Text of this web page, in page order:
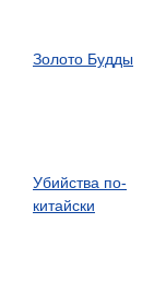
Золото Будды
Убийства по-
китайски